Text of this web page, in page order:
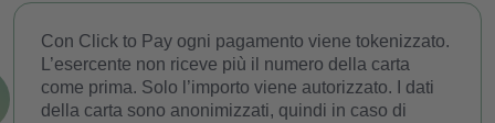
Contatti
Con Click to Pay ogni pagamento viene tokenizzato.
L’esercente non riceve più il numero della carta
come prima. Solo l’importo viene autorizzato. I dati
della carta sono anonimizzati, quindi in caso di